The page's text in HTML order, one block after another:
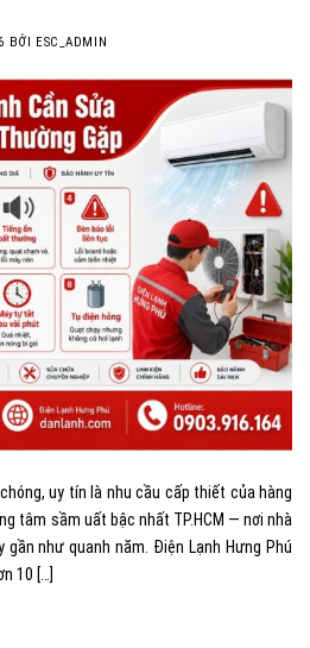
BỞI ESC_ADMIN
uy tín là nhu cầu cấp thiết của hàng
tâm sầm uất bậc nhất TP.HCM — nơi nhà
như quanh năm. Điện Lạnh Hưng Phú
10 […]